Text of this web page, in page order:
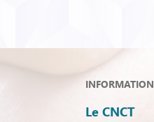
Le CNCT